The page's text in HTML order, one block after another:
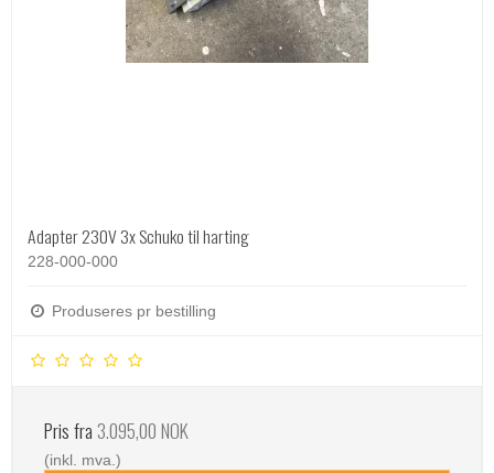
Adapter 230V 3x Schuko til harting
228-000-000
Produseres pr bestilling
Pris fra 3.095,00 NOK
(inkl. mva.)